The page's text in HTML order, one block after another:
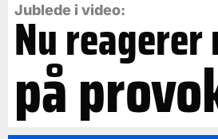
Jublede i video:
Nu
på